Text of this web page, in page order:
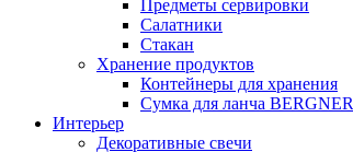
Предметы сервировки
Салатники
Стакан
Хранение продуктов
Контейнеры для хранения
Сумка для ланча BERGNER
Интерьер
Декоративные свечи